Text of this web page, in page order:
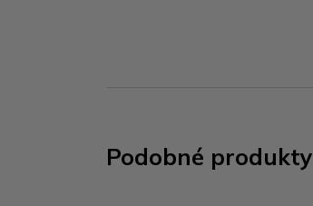
Podobné produkty